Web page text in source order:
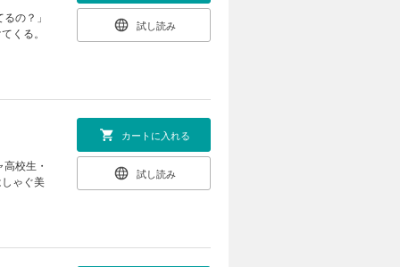
の？」
くる。
試し読み
校生・
ゃぐ美
カートに入れる
試し読み